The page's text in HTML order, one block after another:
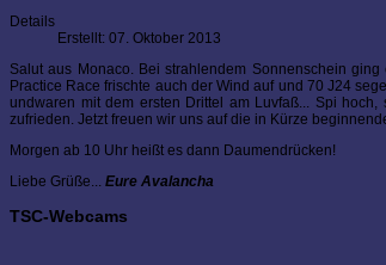
Details
Erstellt: 07. Oktober 2013
Salut aus Monaco. Bei strahlendem Sonnenschein
Practice Race frischte auch der Wind auf und 70 J24
undwaren mit dem ersten Drittel am Luvfaß... Spi
zufrieden. Jetzt freuen wir uns auf die in Kürze
Morgen ab 10 Uhr heißt es dann Daumendrücken!
Liebe Grüße... Eure Avalancha
TSC-Webcams